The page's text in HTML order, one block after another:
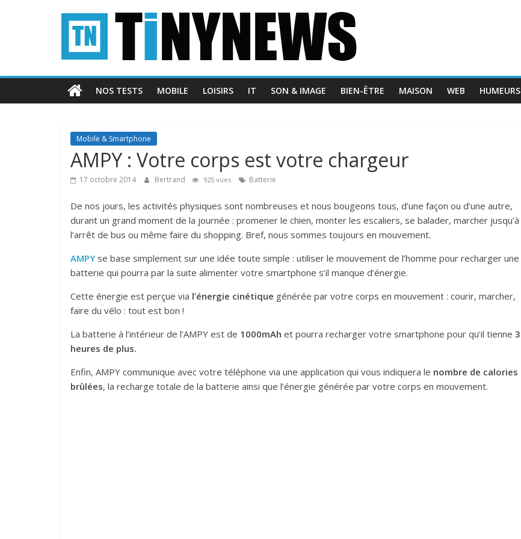
Tinynews
Le
belge
connectéNOS TESTS MOBILE LOISIRS IT SON & IMAGE BIEN-ÊTRE MAISON WEB HUMEURS
Mobile & Smartphone
AMPY : Votre corps est votre chargeur
17 octobre 2014 Bertrand 925 vues Batterie
De nos jours, les activités physiques sont nombreuses et nous bougeons tous, d’une façon ou d’une autre,
durant un grand moment de la journée : promener le chien, monter les escaliers, se balader, marcher jusqu’à
l’arrêt de bus ou même faire du shopping. Bref, nous sommes toujours en mouvement.
AMPY se base simplement sur une idée toute simple : utiliser le mouvement de l’homme pour recharger une
batterie qui pourra par la suite alimenter votre smartphone s’il manque d’énergie.
Cette énergie est perçue via l’énergie cinétique générée par votre corps en mouvement : courir, marcher,
faire du vélo : tout est bon !
La batterie à l’intérieur de l’AMPY est de 1000mAh et pourra recharger votre smartphone pour qu’il tienne 3
heures de plus.
Enfin, AMPY communique avec votre téléphone via une application qui vous indiquera le nombre de calories
brûlées, la recharge totale de la batterie ainsi que l’énergie générée par votre corps en mouvement.